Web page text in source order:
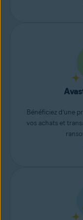
Bénéficiez d’une
vos achats et